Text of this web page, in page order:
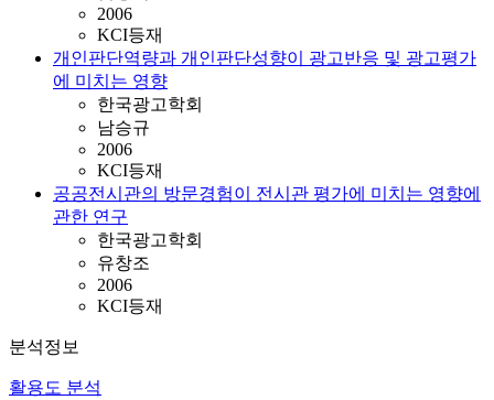
2006
KCI등재
개인판단역량과 개인판단성향이 광고반응 및 광고평가
에 미치는 영향
한국광고학회
남승규
2006
KCI등재
공공전시관의 방문경험이 전시관 평가에 미치는 영향에
관한 연구
한국광고학회
유창조
2006
KCI등재
분석정보
활용도 분석